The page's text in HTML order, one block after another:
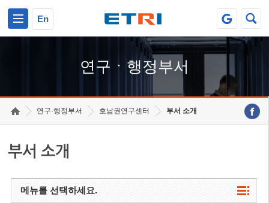
En
연구ㆍ행정부서
연구·행정부서 호남권연구센터 부서 소개
부서 소개
메뉴를 선택하세요.